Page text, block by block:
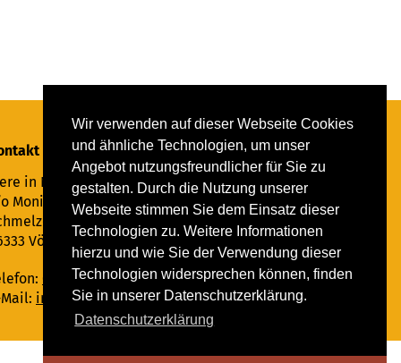
Wir verwenden auf dieser Webseite Cookies
und ähnliche Technologien, um unser
Angebot nutzungsfreundlicher für Sie zu
gestalten. Durch die Nutzung unserer
Webseite stimmen Sie dem Einsatz dieser
Technologien zu. Weitere Informationen
hierzu und wie Sie der Verwendung dieser
Technologien widersprechen können, finden
Sie in unserer Datenschutzerklärung.
Datenschutzerklärung
in Not Saar e.V.
Monika Ewen
Straße 22
Völklingen
06898 294862
info@tiere-in-not-saar.de